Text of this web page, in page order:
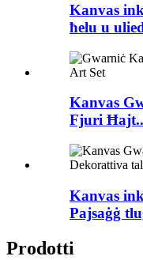
Kanvas
ħelu u
Kanvas
Fjuri
Kanvas
Pajsaġġ
Prodotti